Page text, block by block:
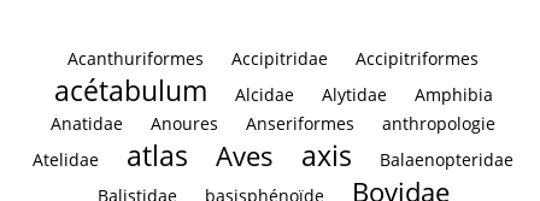
Acanthuriformes Accipitridae Accipitriformes
acétabulum Alcidae Alytidae
Amphibia
Anatidae
Anoures Anseriformes
anthropologie
Atelidae
atlas Aves axis
Balaenopteridae
Balistidae
basisphénoïde Bovidae